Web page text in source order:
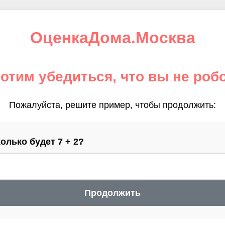
ОценкаДома.Москва
убедиться, что вы не
Пожалуйста, решите пример, чтобы продолжить:
будет 7 + 2?
Продолжить